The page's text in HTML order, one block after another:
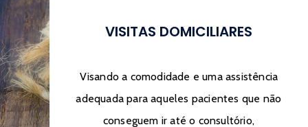
VISITAS DOMICILIARES
Visando a comodidade e uma assistência
adequada para aqueles pacientes que não
conseguem ir até o consultório,